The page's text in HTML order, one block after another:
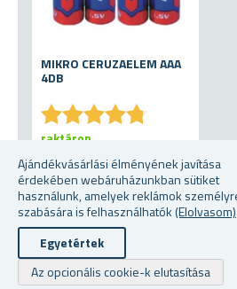
Ajándékvásárlási élményének javítása
érdekében webáruházunkban sütiket
használunk, amelyek reklámok
szabására is felhasználhatók (Elolvasom)
Egyetértek
Az opcionális cookie-k elutasítása
MIKRO CERUZAELEM AAA
4DB
★★★★★
★★★★★
363 Fttól
raktáron
Szerzői jogi © 2026